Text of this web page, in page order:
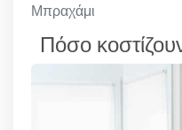
Μπραχάμι
Πόσο